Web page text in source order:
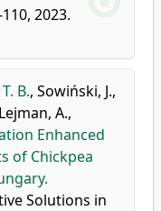
2023.
B., Sowiński, J.,
Lejman, A.,
Enhanced
of Chickpea
Solutions in